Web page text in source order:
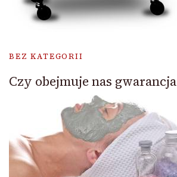
BEZ KATEGORII
Czy obejmuje nas gwarancja